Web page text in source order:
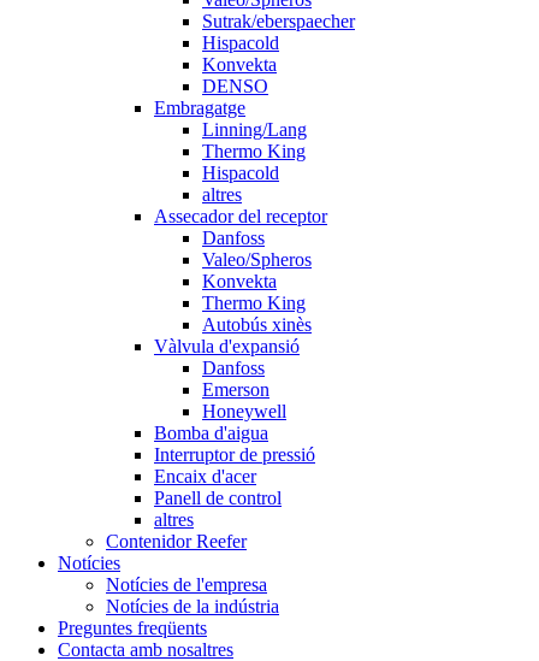
Sutrak/eberspaecher
Hispacold
Konvekta
DENSO
Embragatge
Linning/Lang
Thermo King
Hispacold
altres
Assecador del receptor
Danfoss
Valeo/Spheros
Konvekta
Thermo King
Autobús xinès
Vàlvula d'expansió
Danfoss
Emerson
Honeywell
Bomba d'aigua
Interruptor de pressió
Encaix d'acer
Panell de control
altres
Contenidor Reefer
Notícies
Notícies de l'empresa
Notícies de la indústria
Preguntes freqüents
Contacta amb nosaltres